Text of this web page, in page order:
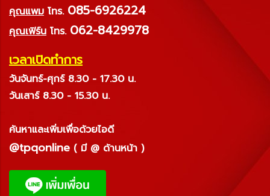
คุณแพม โทร. 085-6926224
คุณเฟิร์น โทร. 062-8429978
เวลาเปิดทำการ
วันจันทร์-ศุกร์ 8.30 - 17.30 น.
วันเสาร์ 8.30 - 15.30 น.
ค้นหาและเพิ่มเพื่อด้วยไอดี
@tpqonline ( มี @ ด้านหน้า )